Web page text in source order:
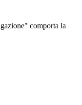
comporta la